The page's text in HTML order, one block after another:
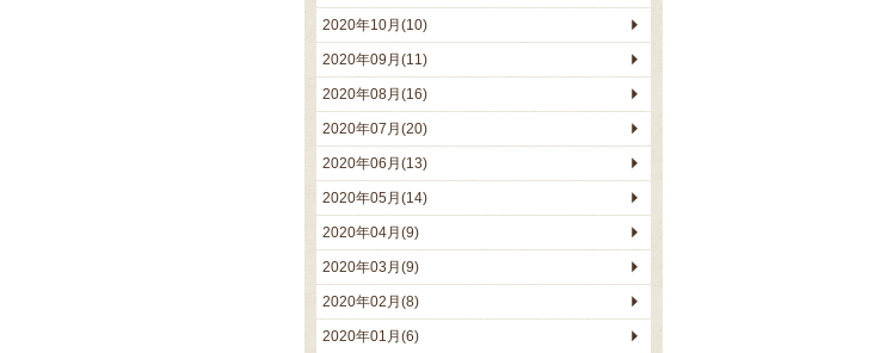
2020年10月(10)
2020年09月(11)
2020年08月(16)
2020年07月(20)
2020年06月(13)
2020年05月(14)
2020年04月(9)
2020年03月(9)
2020年02月(8)
2020年01月(6)